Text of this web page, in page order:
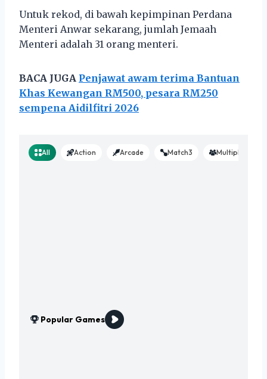
Untuk rekod, di bawah kepimpinan Perdana
Menteri Anwar sekarang, jumlah Jemaah
Menteri adalah 31 orang menteri.
BACA JUGA Penjawat awam terima Bantuan
Khas Kewangan RM500, pesara RM250
sempena Aidilfitri 2026